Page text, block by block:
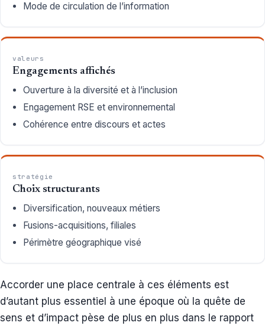
Mode de circulation de l’information
valeurs
Engagements affichés
Ouverture à la diversité et à l’inclusion
Engagement RSE et environnemental
Cohérence entre discours et actes
stratégie
Choix structurants
Diversification, nouveaux métiers
Fusions-acquisitions, filiales
Périmètre géographique visé
Accorder une place centrale à ces éléments est
d’autant plus essentiel à une époque où la quête de
sens et d’impact pèse de plus en plus dans le rapport